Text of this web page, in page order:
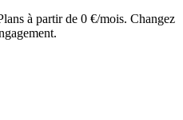
à partir de 0 €/mois. Changez